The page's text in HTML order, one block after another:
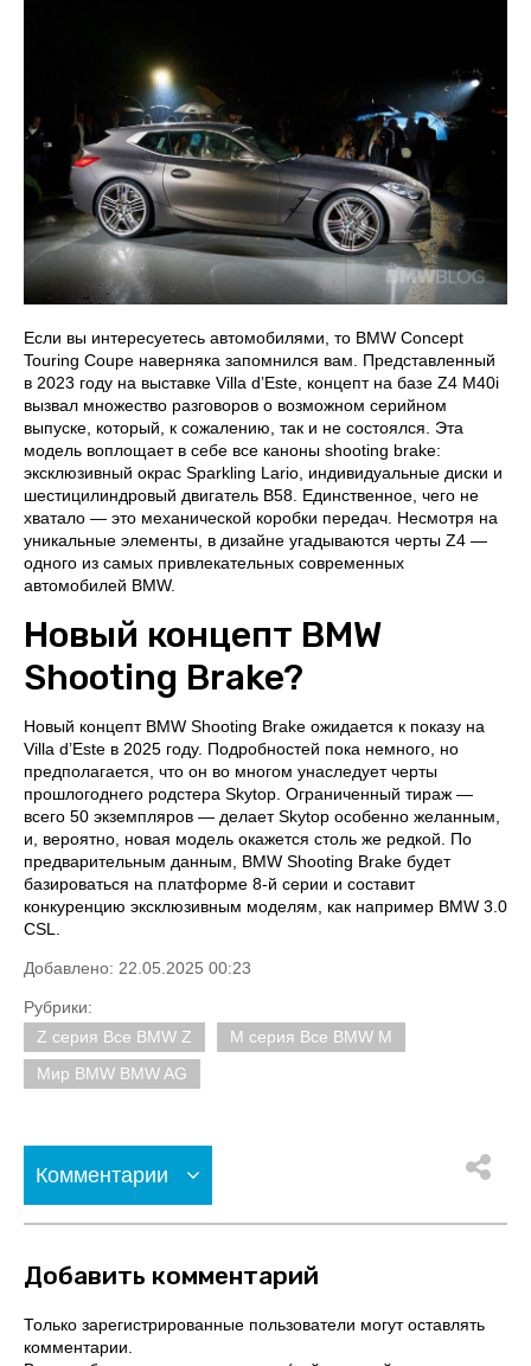
Если вы интересуетесь автомобилями, то BMW Concept
Touring Coupe наверняка запомнился вам. Представленный
в 2023 году на выставке Villa d’Este, концепт на базе Z4 M40i
вызвал множество разговоров о возможном серийном
выпуске, который, к сожалению, так и не состоялся. Эта
модель воплощает в себе все каноны shooting brake:
эксклюзивный окрас Sparkling Lario, индивидуальные диски и
шестицилиндровый двигатель B58. Единственное, чего не
хватало — это механической коробки передач. Несмотря на
уникальные элементы, в дизайне угадываются черты Z4 —
одного из самых привлекательных современных
автомобилей BMW.
Новый концепт BMW
Shooting Brake?
Новый концепт BMW Shooting Brake ожидается к показу на
Villa d’Este в 2025 году. Подробностей пока немного, но
предполагается, что он во многом унаследует черты
прошлогоднего родстера Skytop. Ограниченный тираж —
всего 50 экземпляров — делает Skytop особенно желанным,
и, вероятно, новая модель окажется столь же редкой. По
предварительным данным, BMW Shooting Brake будет
базироваться на платформе 8-й серии и составит
конкуренцию эксклюзивным моделям, как например BMW 3.0
CSL.
Добавлено: 22.05.2025 00:23
Рубрики:
Z серия Все BMW Z
M серия Все BMW M
Мир BMW BMW AG
Комментарии
Добавить комментарий
Только зарегистрированные пользователи могут оставлять
комментарии.